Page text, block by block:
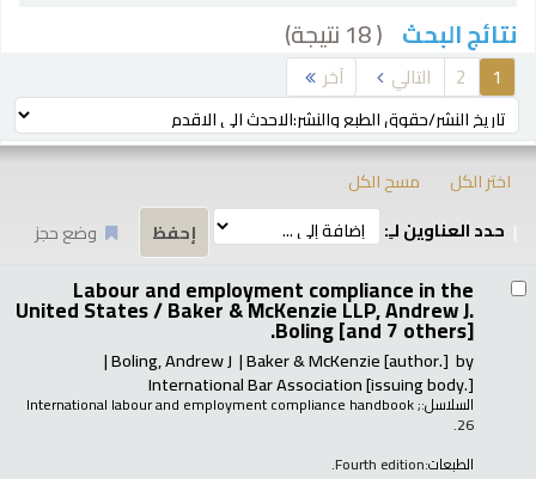
نتائج البحث ( 18 نتيجة)
1
2 التالي آخر
ترتيب بواسطة:
اختر الكل
مسح الكل
حدد العناوين لـِ:
وضع حجز
Labour and employment compliance in the
United States /Baker & McKenzie LLP, Andrew J.
Boling [and 7 others].
by
Baker & McKenzie[author.]
Boling, Andrew J
International Bar Association[issuing body.]
السلاسل: International labour and employment compliance handbook;
26.
الطبعات:Fourth edition.